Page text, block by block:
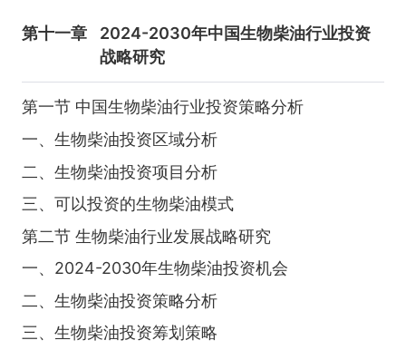
第十一章
2024-2030年中国生物柴油行业投资
战略研究
第一节 中国生物柴油行业投资策略分析
一、生物柴油投资区域分析
二、生物柴油投资项目分析
三、可以投资的生物柴油模式
第二节 生物柴油行业发展战略研究
一、2024-2030年生物柴油投资机会
二、生物柴油投资策略分析
三、生物柴油投资筹划策略